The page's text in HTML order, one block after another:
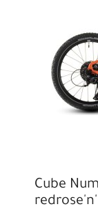
Cube